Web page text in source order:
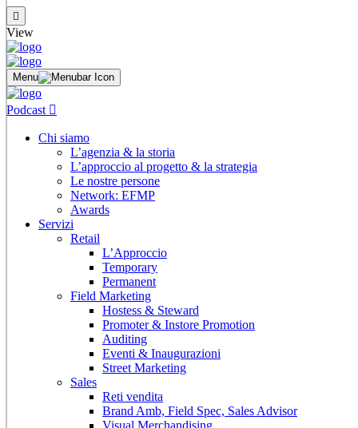
View
Menu
Podcast
Chi siamo
L’agenzia & la storia
L’approccio al progetto & la strategia
Le nostre persone
Network: EFMP
Awards
Servizi
Retail
L’Approccio
Temporary
Permanent
Field Marketing
Hostess & Steward
Promoter & Instore Promotion
Auditing
Eventi & Inaugurazioni
Street Marketing
Sales
Reti vendita
Brand Amb, Field Spec, Sales Advisor
Visual Merchandising